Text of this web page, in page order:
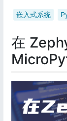
嵌入式系统
在